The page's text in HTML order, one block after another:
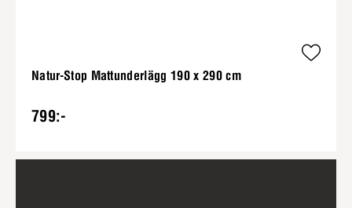
Natur-Stop Mattunderlägg 190 x 290 cm
799:-